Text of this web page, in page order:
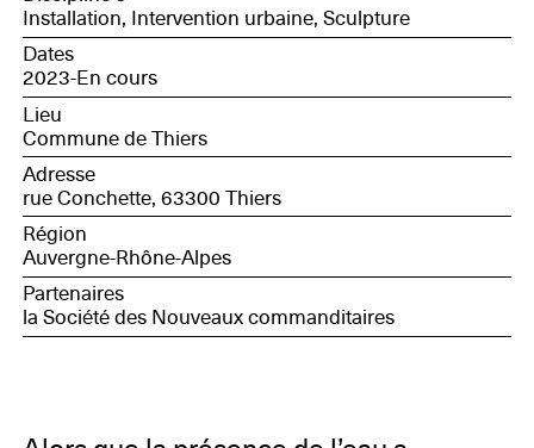
Installation, Intervention urbaine, Sculpture
Dates
2023-En cours
Lieu
Commune de Thiers
Adresse
rue Conchette, 63300 Thiers
Région
Auvergne-Rhône-Alpes
Partenaires
la Société des Nouveaux commanditaires